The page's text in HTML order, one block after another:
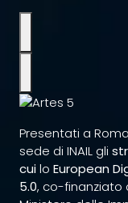
Presentati a
sede di INAIL gli
cuilo European
5.0, co-finanziato